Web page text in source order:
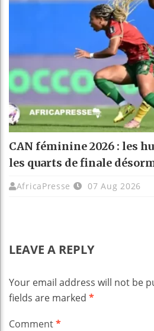
CAN féminine 2026 : les
les quarts de finale
AfricaPresse 07 Aug 2026
LEAVE A REPLY
Your email address will not be
fields are marked *
Comment*